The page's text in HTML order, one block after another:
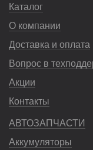
Каталог
О компании
Доставка и оплата
Вопрос в
Акции
Контакты
АВТОЗАПЧАСТИ
Аккумуляторы